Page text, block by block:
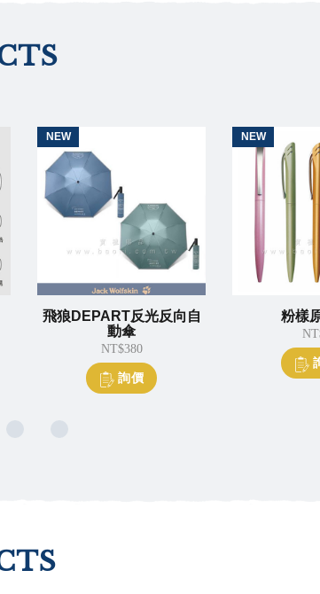
飛狼DEPART反光反向自
NT$380
詢價
粉樣原子
詢價